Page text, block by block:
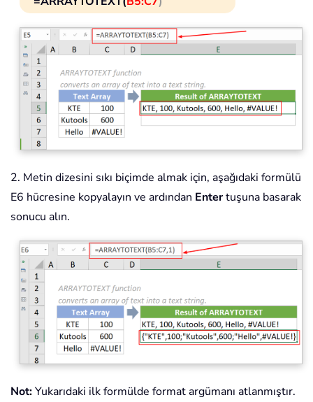
2. Metin dizesini sıkı biçimde almak için, aşağıdaki formülü
E6 hücresine kopyalayın ve ardından Entertuşuna basarak
sonucu alın.
Not:Yukarıdaki ilk formülde format argümanı atlanmıştır.